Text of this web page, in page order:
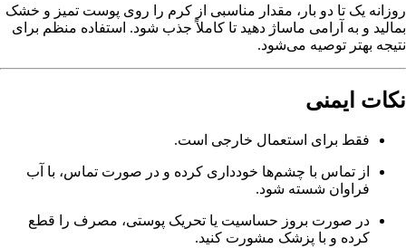
روزانه یک تا دو بار، مقدار مناسبی از کرم را روی پوست تمیز و خشک
بمالید و به آرامی ماساژ دهید تا کاملاً جذب شود. استفاده منظم برای
نتیجه بهتر توصیه می‌شود.
نکات ایمنی
فقط برای استعمال خارجی است.
از تماس با چشم‌ها خودداری کرده و در صورت تماس، با آب
فراوان شسته شود.
در صورت بروز حساسیت یا تحریک پوستی، مصرف را قطع
کرده و با پزشک مشورت کنید.